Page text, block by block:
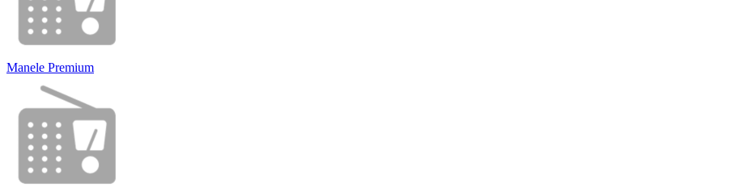
Manele Premium